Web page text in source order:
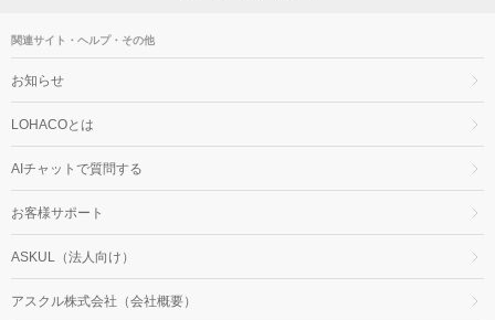
関連サイト・ヘルプ・その他
お知らせ
LOHACOとは
AIチャットで質問する
お客様サポート
ASKUL（法人向け）
アスクル株式会社（会社概要）